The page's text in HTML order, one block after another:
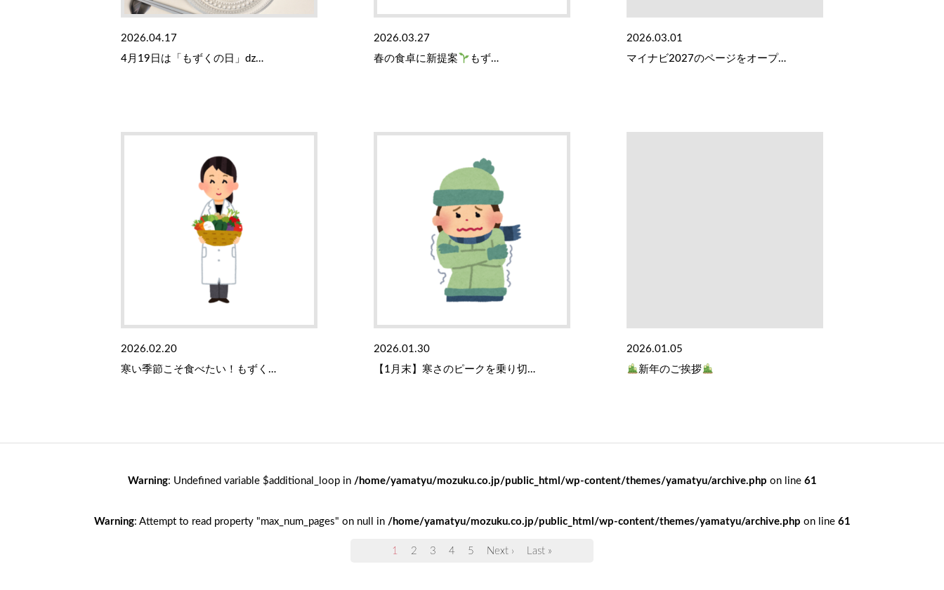
2026.04.17
4月19日は「もずくの日」ǳ…
2026.03.27
春の食卓に新提案
もず…
2026.03.01
マイナビ2027のページをオープ…
2026.02.20
寒い季節こそ食べたい！もずく…
2026.01.30
【1月末】寒さのピークを乗り切…
2026.01.05
新年のご挨拶
Warning: Undefined variable $additional_loop in /home/yamatyu/mozuku.co.jp/public_html/wp-content/themes/yamatyu/archive.php on line 61
Warning: Attempt to read property "max_num_pages" on null in /home/yamatyu/mozuku.co.jp/public_html/wp-content/themes/yamatyu/archive.php on line 61
1 2 3 4 5 Next › Last »